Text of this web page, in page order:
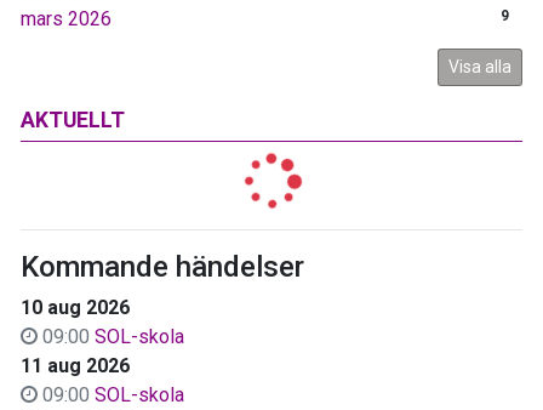
mars 2026 9
Visa alla
AKTUELLT
Kommande händelser
10 aug 2026
09:00 SOL-skola
11 aug 2026
09:00 SOL-skola